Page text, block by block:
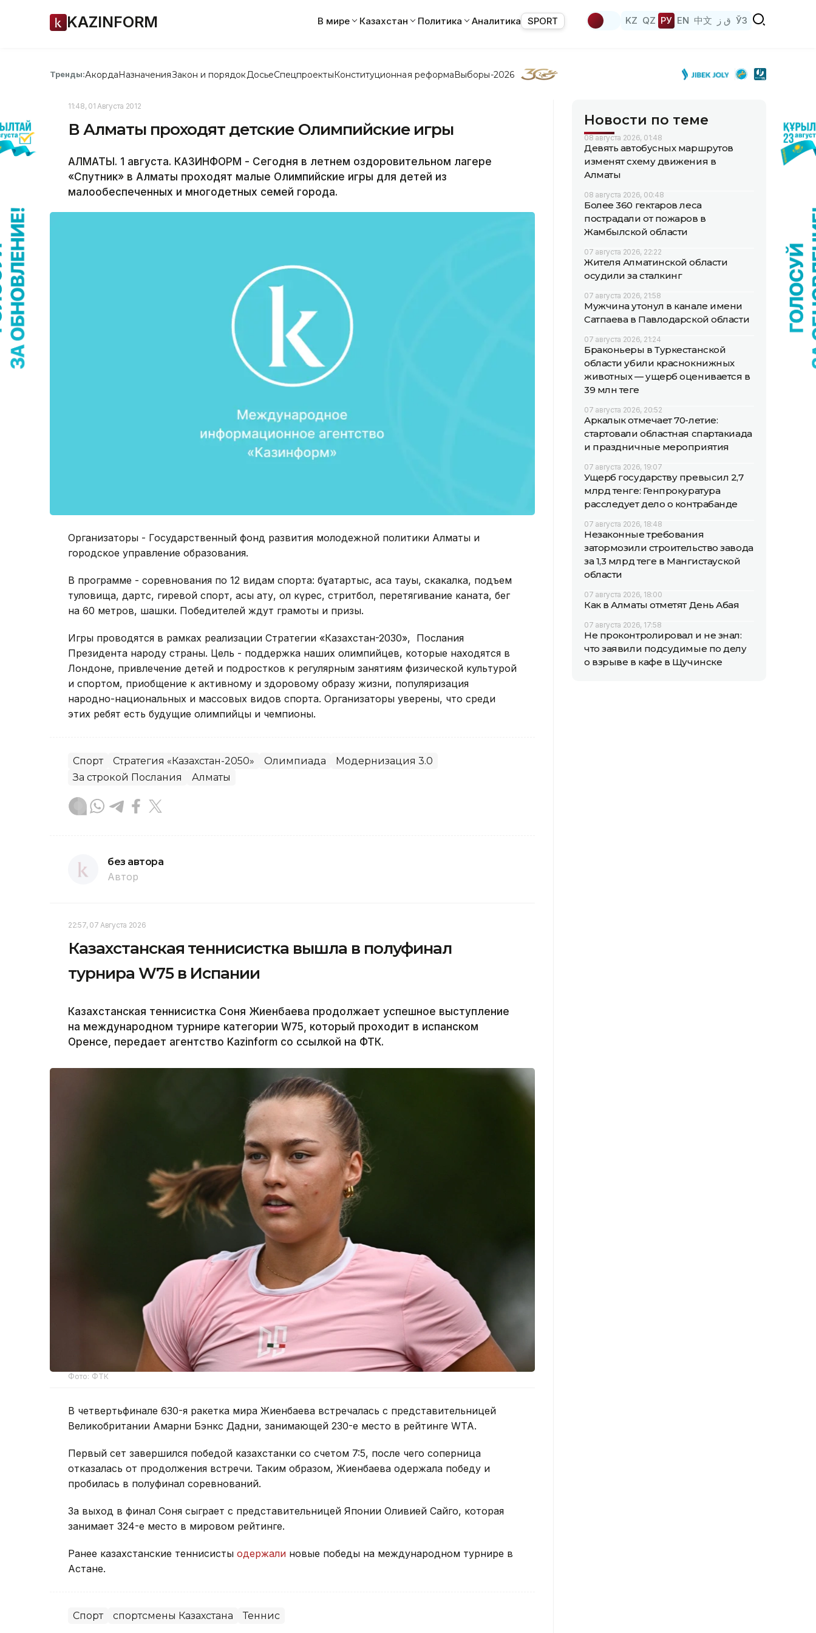
KAZINFORM В мире Казахстан Политика Аналитика SPORT KZ QZ РУ EN 中文 ق ز ЎЗ
Тренды:АкордаНазначенияЗакон и порядок ДосьеСпецпроектыКонституционная реформаВыборы-2026
11:48, 01 Августа 2012
В Алматы проходят детские Олимпийские игры
АЛМАТЫ. 1 августа. КАЗИНФОРМ - Сегодня в летнем оздоровительном лагере
«Спутник» в Алматы проходят малые Олимпийские игры для детей из
малообеспеченных и многодетных семей города.
Организаторы - Государственный фонд развития молодежной политики Алматы и
городское управление образования.
В программе - соревнования по 12 видам спорта: бұқатартыс, ақсақ тауық, скакалка, подъем
туловища, дартс, гиревой спорт, асық ату, қол күрес, стритбол, перетягивание каната, бег
на 60 метров, шашки. Победителей ждут грамоты и призы.
Игры проводятся в рамках реализации Стратегии «Казахстан-2030», Послания
Президента народу страны. Цель - поддержка наших олимпийцев, которые находятся в
Лондоне, привлечение детей и подростков к регулярным занятиям физической культурой
и спортом, приобщение к активному и здоровому образу жизни, популяризация
народно-национальных и массовых видов спорта. Организаторы уверены, что среди
этих ребят есть будущие олимпийцы и чемпионы.
Спорт Стратегия «Казахстан-2050» Олимпиада
Модернизация 3.0
За строкой Послания
Алматы
без автора
Автор
22:57, 07 Августа 2026
Казахстанская теннисистка вышла в полуфинал
турнира W75 в Испании
Казахстанская теннисистка Соня Жиенбаева продолжает успешное выступление
на международном турнире категории W75, который проходит в испанском
Оренсе, передает агентство Kazinform со ссылкой на ФТК.
Фото: ФТК
В четвертьфинале 630-я ракетка мира Жиенбаева встречалась с представительницей
Великобритании Амарни Бэнкс Дадни, занимающей 230-е место в рейтинге WTA.
Первый сет завершился победой казахстанки со счетом 7:5, после чего соперница
отказалась от продолжения встречи. Таким образом, Жиенбаева одержала победу и
пробилась в полуфинал соревнований.
За выход в финал Соня сыграет с представительницей Японии Оливией Сайго, которая
занимает 324-е место в мировом рейтинге.
Ранее казахстанские теннисисты одержали новые победы на международном турнире в
Астане.
Спорт спортсмены Казахстана Теннис
Новости по теме
08 августа 2026, 01:48
Девять автобусных маршрутов
изменят схему движения в
Алматы
08 августа 2026, 00:48
Более 360 гектаров леса
пострадали от пожаров в
Жамбылской области
07 августа 2026, 22:22
Жителя Алматинской области
осудили за сталкинг
07 августа 2026, 21:58
Мужчина утонул в канале имени
Сатпаева в Павлодарской области
07 августа 2026, 21:24
Браконьеры в Туркестанской
области убили краснокнижных
животных — ущерб оценивается в
39 млн теңге
07 августа 2026, 20:52
Аркалык отмечает 70-летие:
стартовали областная спартакиада
и праздничные мероприятия
07 августа 2026, 19:07
Ущерб государству превысил 2,7
млрд тенге: Генпрокуратура
расследует дело о контрабанде
07 августа 2026, 18:48
Незаконные требования
затормозили строительство завода
за 1,3 млрд теңге в Мангистауской
области
07 августа 2026, 18:00
Как в Алматы отметят День Абая
07 августа 2026, 17:58
Не проконтролировал и не знал:
что заявили подсудимые по делу
о взрыве в кафе в Щучинске